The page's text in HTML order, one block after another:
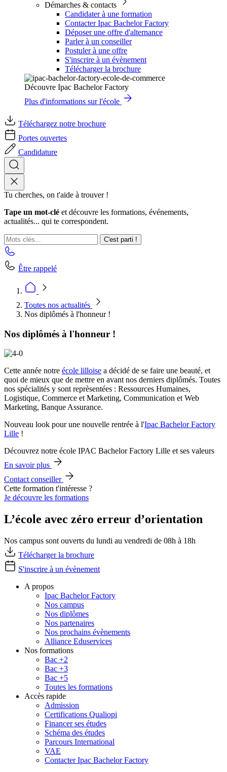
Démarches & contacts
Candidater à une formation
Contacter Ipac Bachelor Factory
Déposer une offre d'alternance
Parler à un conseiller
Postuler à une offre
S'inscrire à un évènement
Télécharger la brochure
Découvre Ipac Bachelor Factory
Plus d'informations sur l'école
Téléchargez notre brochure
Portes ouvertes
Candidature
Tu cherches, on t'aide à trouver !
Tape un mot-clé et découvre les formations, événements,
actualités... qui te correspondent.
C'est parti !
Être rappelé
Toutes nos actualités
Nos diplômés à l'honneur !
Nos diplômés à l'honneur !
Cette année notre école lilloise a décidé de se faire une beauté, et
quoi de mieux que de mettre en avant nos derniers diplômés. Toutes
nos spécialités y sont reprèsentées : Ressources Humaines,
Logistique, Commerce et Marketing, Communication et Web
Marketing, Banque Assurance.
Nouveau look pour une nouvelle rentrée à l'Ipac Bachelor Factory
Lille !
Découvrez notre école IPAC Bachelor Factory Lille et ses valeurs
En savoir plus
Contact conseiller
Cette formation t'intéresse ?
Je découvre les formations
L’école avec zéro erreur d’orientation
Nos campus sont ouverts du lundi au vendredi de 08h à 18h
Télécharger la brochure
S'inscrire à un évènement
A propos
Ipac Bachelor Factory
Nos campus
Nos diplômes
Nos partenaires
Nos prochains évènements
Alliance Eduservices
Nos formations
Bac +2
Bac +3
Bac +5
Toutes les formations
Accès rapide
Admission
Certifications Qualiopi
Financer ses études
Schéma des études
Parcours International
VAE
Contacter Ipac Bachelor Factory